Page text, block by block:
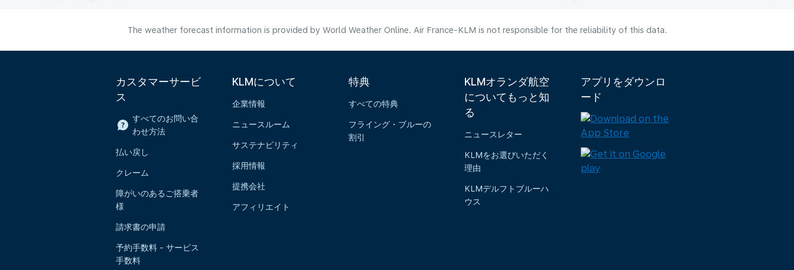
The weather forecast information is provided by World Weather Online. Air France-KLM is not responsible for the reliability of this data.
カスタマーサービ
ス
すべてのお問い合
わせ方法
払い戻し
クレーム
障がいのあるご搭乗者
様
請求書の申請
予約手数料 - サービス
手数料
KLMについて
企業情報
ニュースルーム
サステナビリティ
採用情報
提携会社
アフィリエイト
特典
すべての特典
フライング・ブルーの
割引
KLMオランダ航空
についてもっと知
る
ニュースレター
KLMをお選びいただく
理由
KLMデルフトブルーハ
ウス
アプリをダウンロ
ード